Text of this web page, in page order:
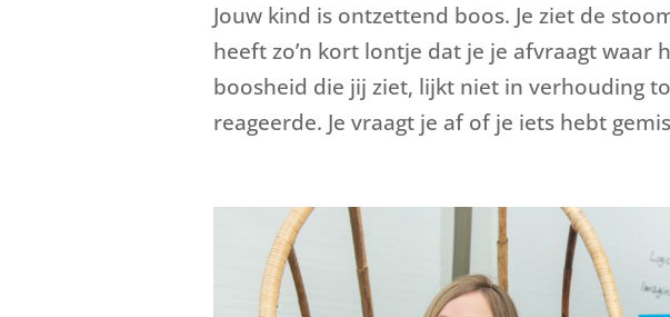
Jouw kind is ontzettend boos. Je ziet de
heeft zo’n kort lontje dat je je afvraagt waar
boosheid die jij ziet, lijkt niet in verhouding
reageerde. Je vraagt je af of je iets hebt